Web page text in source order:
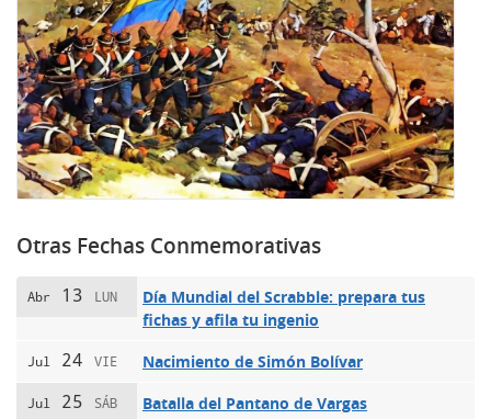
Otras Fechas Conmemorativas
Abr 13 LUN
Día Mundial del Scrabble: prepara tus
fichas y afila tu ingenio
Jul 24 VIE Nacimiento de Simón Bolívar
Jul 25 SÁB Batalla del Pantano de Vargas